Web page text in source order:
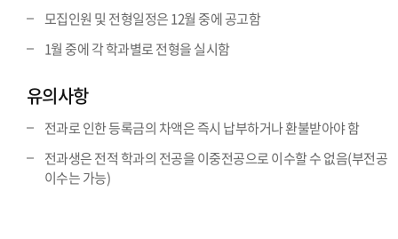
모집인원 및 전형일정은 12월 중에 공고함
1월 중에 각 학과별로 전형을 실시함
유의사항
전과로 인한 등록금의 차액은 즉시 납부하거나 환불받아야 함
전과생은 전적 학과의 전공을 이중전공으로 이수할 수 없음(부전공
이수는 가능)